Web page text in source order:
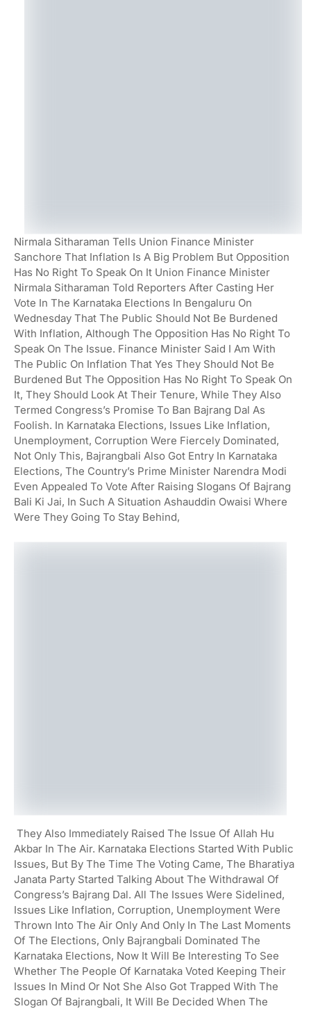
Nirmala Sitharaman Tells Union Finance Minister
Sanchore That Inflation Is A Big Problem But Opposition
Has No Right To Speak On It Union Finance Minister
Nirmala Sitharaman Told Reporters After Casting Her
Vote In The Karnataka Elections In Bengaluru On
Wednesday That The Public Should Not Be Burdened
With Inflation, Although The Opposition Has No Right To
Speak On The Issue. Finance Minister Said I Am With
The Public On Inflation That Yes They Should Not Be
Burdened But The Opposition Has No Right To Speak On
It, They Should Look At Their Tenure, While They Also
Termed Congress’s Promise To Ban Bajrang Dal As
Foolish. In Karnataka Elections, Issues Like Inflation,
Unemployment, Corruption Were Fiercely Dominated,
Not Only This, Bajrangbali Also Got Entry In Karnataka
Elections, The Country’s Prime Minister Narendra Modi
Even Appealed To Vote After Raising Slogans Of Bajrang
Bali Ki Jai, In Such A Situation Ashauddin Owaisi Where
Were They Going To Stay Behind,
They Also Immediately Raised The Issue Of Allah Hu
Akbar In The Air. Karnataka Elections Started With Public
Issues, But By The Time The Voting Came, The Bharatiya
Janata Party Started Talking About The Withdrawal Of
Congress’s Bajrang Dal. All The Issues Were Sidelined,
Issues Like Inflation, Corruption, Unemployment Were
Thrown Into The Air Only And Only In The Last Moments
Of The Elections, Only Bajrangbali Dominated The
Karnataka Elections, Now It Will Be Interesting To See
Whether The People Of Karnataka Voted Keeping Their
Issues In Mind Or Not She Also Got Trapped With The
Slogan Of Bajrangbali, It Will Be Decided When The